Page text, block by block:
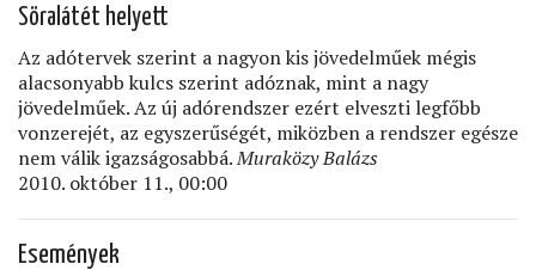
Söralátét helyett
Az adótervek szerint a nagyon kis jövedelműek mégis
alacsonyabb kulcs szerint adóznak, mint a nagy
jövedelműek. Az új adórendszer ezért elveszti legfőbb
vonzerejét, az egyszerűségét, miközben a rendszer egésze
nem válik igazságosabbá.Muraközy Balázs
2010. október 11., 00:00
Események